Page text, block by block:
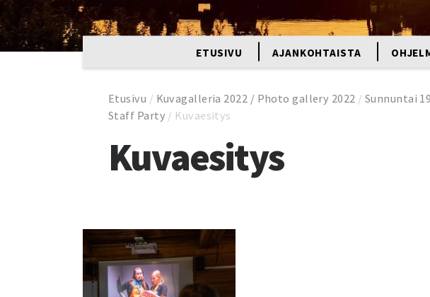
ETUSIVU AJANKOHTAISTA
Etusivu / Kuvagalleria 2022 / Photo gallery 2022 / Sunnuntai
Staff Party / Kuvaesitys
Kuvaesitys